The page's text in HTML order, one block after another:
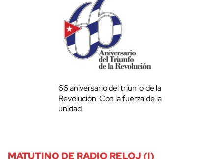
66 aniversario del triunfo de la
Revolución. Con la fuerza de la
unidad.
MATUTINO DE RADIO RELOJ (I)